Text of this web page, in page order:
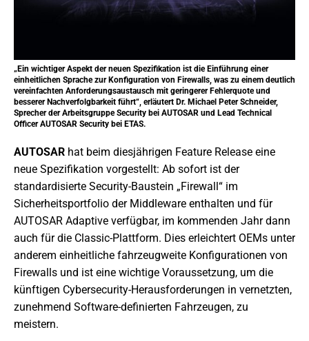
„Ein wichtiger Aspekt der neuen Spezifikation ist die Einführung einer
einheitlichen Sprache zur Konfiguration von Firewalls, was zu einem deutlich
vereinfachten Anforderungsaustausch mit geringerer Fehlerquote und
besserer Nachverfolgbarkeit führt“, erläutert Dr. Michael Peter Schneider,
Sprecher der Arbeitsgruppe Security bei AUTOSAR und Lead Technical
Officer AUTOSAR Security bei ETAS.
AUTOSAR hat beim diesjährigen Feature Release eine
neue Spezifikation vorgestellt: Ab sofort ist der
standardisierte Security-Baustein „Firewall“ im
Sicherheitsportfolio der Middleware enthalten und für
AUTOSAR Adaptive verfügbar, im kommenden Jahr dann
auch für die Classic-Plattform. Dies erleichtert OEMs unter
anderem einheitliche fahrzeugweite Konfigurationen von
Firewalls und ist eine wichtige Voraussetzung, um die
künftigen Cybersecurity-Herausforderungen in vernetzten,
zunehmend Software-definierten Fahrzeugen, zu
meistern.